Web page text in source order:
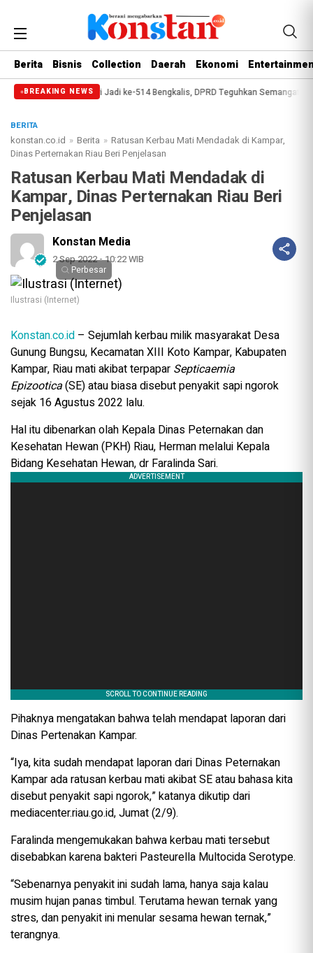
Berita Bisnis Collection Daerah Ekonomi
BREAKING NEWS
Paripurna Hari Jadi ke-514 Bengkalis, DPRD Teguhkan Semangat
BERITA
konstan.co.id » Berita » Ratusan Kerbau Mati Mendadak di Kampar,
Dinas Perternakan Riau Beri Penjelasan
Ratusan Kerbau Mati Mendadak di
Kampar, Dinas Perternakan Riau Beri
Penjelasan
Konstan Media
2 Sep 2022 - 10:22 WIB
Perbesar
Ilustrasi (Internet)
Konstan.co.id – Sejumlah kerbau milik masyarakat Desa
Gunung Bungsu, Kecamatan XIII Koto Kampar, Kabupaten
Kampar, Riau mati akibat terpapar Septicaemia
Epizootica(SE) atau biasa disebut penyakit sapi ngorok
sejak 16 Agustus 2022 lalu.
Hal itu dibenarkan olah Kepala Dinas Peternakan dan
Kesehatan Hewan (PKH) Riau, Herman melalui Kepala
Bidang Kesehatan Hewan, dr Faralinda Sari.
Pihaknya mengatakan bahwa telah mendapat laporan dari
Dinas Pertenakan Kampar.
“Iya, kita sudah mendapat laporan dari Dinas Peternakan
Kampar ada ratusan kerbau mati akibat SE atau bahasa kita
disebut penyakit sapi ngorok,” katanya dikutip dari
mediacenter.riau.go.id, Jumat (2/9).
Faralinda mengemukakan bahwa kerbau mati tersebut
disebabkan karena bakteri Pasteurella Multocida Serotype.
“Sebenarnya penyakit ini sudah lama, hanya saja kalau
musim hujan panas timbul. Terutama hewan ternak yang
stres, dan penyakit ini menular sesama hewan ternak,”
terangnya.